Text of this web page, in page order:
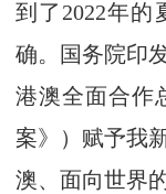
到了2022年的
确。国务院印
港澳全面合作
案》）赋予我
澳、面向世界